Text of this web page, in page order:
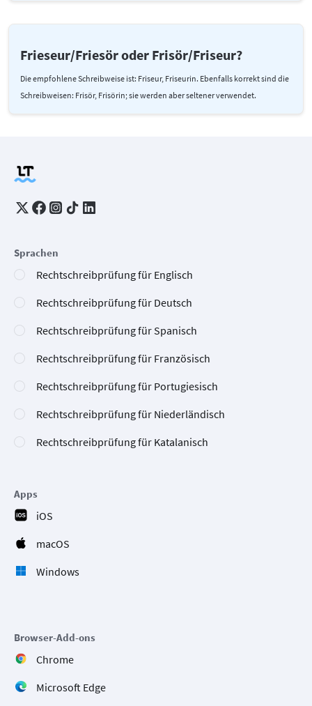
Frieseur/Friesör oder Frisör/Friseur?
Die empfohlene Schreibweise ist: Friseur, Friseurin. Ebenfalls korrekt sind die
Schreibweisen: Frisör, Frisörin; sie werden aber seltener verwendet.
Sprachen
Rechtschreibprüfung für Englisch
Rechtschreibprüfung für Deutsch
Rechtschreibprüfung für Spanisch
Rechtschreibprüfung für Französisch
Rechtschreibprüfung für Portugiesisch
Rechtschreibprüfung für Niederländisch
Rechtschreibprüfung für Katalanisch
Apps
iOS
macOS
Windows
Browser-Add-ons
Chrome
Microsoft Edge